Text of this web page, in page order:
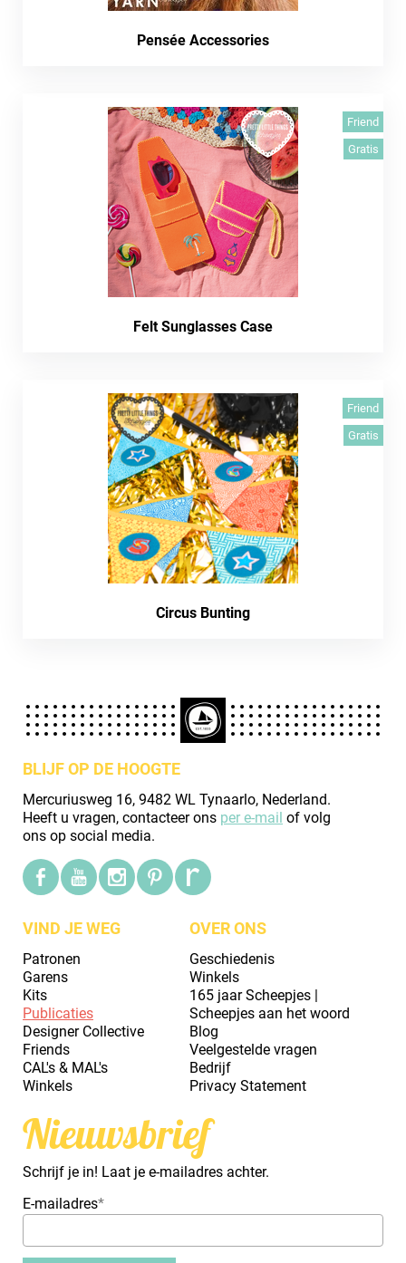
Pensée Accessories
Friend
Gratis
Felt Sunglasses Case
Friend
Gratis
Circus Bunting
BLIJF OP DE HOOGTE
Mercuriusweg 16, 9482 WL Tynaarlo, Nederland.
Heeft u vragen, contacteer ons per e-mail of volg
ons op social media.
VIND JE WEG
Patronen
Garens
Kits
Publicaties
Designer Collective
Friends
CAL's & MAL's
Winkels
OVER ONS
Geschiedenis
Winkels
165 jaar Scheepjes |
Scheepjes aan het woord
Blog
Veelgestelde vragen
Bedrijf
Privacy Statement
Nieuwsbrief
Schrijf je in! Laat je e-mailadres achter.
E-mailadres*